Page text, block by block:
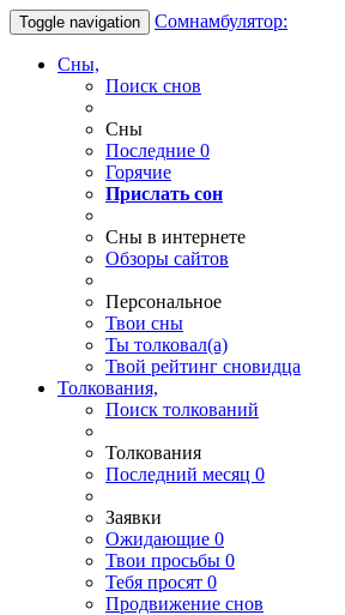
Toggle navigation Сомнамбулятор:
Сны,
Поиск снов
Сны
Последние 0
Горячие
Прислать сон
Сны в интернете
Обзоры сайтов
Персональное
Твои сны
Ты толковал(а)
Твой рейтинг сновидца
Толкования,
Поиск толкований
Толкования
Последний месяц 0
Заявки
Ожидающие 0
Твои просьбы 0
Тебя просят 0
Продвижение снов